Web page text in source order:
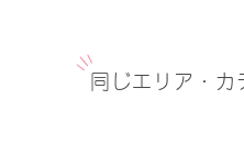
同じエリア・